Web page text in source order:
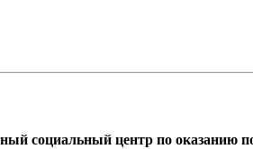
социальный центр по оказанию